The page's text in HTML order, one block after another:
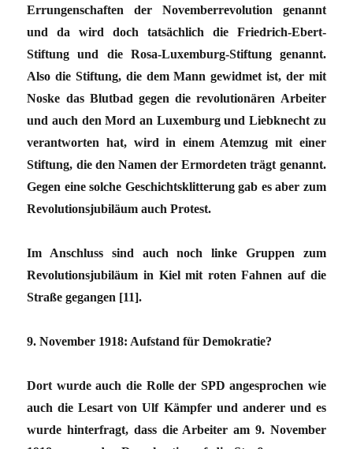
Errungenschaften der Novemberrevolution genannt
und da wird doch tatsächlich die Friedrich-Ebert-
Stiftung und die Rosa-Luxemburg-Stiftung genannt.
Also die Stiftung, die dem Mann gewidmet ist, der mit
Noske das Blutbad gegen die revolutionären Arbeiter
und auch den Mord an Luxemburg und Liebknecht zu
verantworten hat, wird in einem Atemzug mit einer
Stiftung, die den Namen der Ermordeten trägt genannt.
Gegen eine solche Geschichtsklitterung gab es aber zum
Revolutionsjubiläum auch Protest.
Im Anschluss sind auch noch linke Gruppen zum
Revolutionsjubiläum in Kiel mit roten Fahnen auf die
Straße gegangen [11].
9. November 1918: Aufstand für Demokratie?
Dort wurde auch die Rolle der SPD angesprochen wie
auch die Lesart von Ulf Kämpfer und anderer und es
wurde hinterfragt, dass die Arbeiter am 9. November